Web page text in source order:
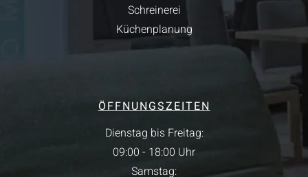
Schreinerei
Küchenplanung
ÖFFNUNGSZEITEN
Dienstag bis Freitag:
09:00 - 18:00 Uhr
Samstag: